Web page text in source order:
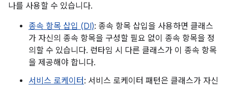
나를 사용할 수 있습니다.
종속 항목 삽입 (DI): 종속 항목 삽입을 사용하면 클래스
가 자신의 종속 항목을 구성할 필요 없이 종속 항목을 정
의할 수 있습니다. 런타임 시 다른 클래스가 이 종속 항목
을 제공해야 합니다.
서비스 로케이터 : 서비스 로케이터 패턴은 클래스가 자신